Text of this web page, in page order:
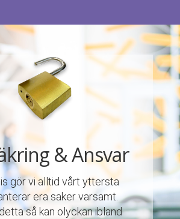
& Ansvar
gör vi alltid vårt yttersta
era saker varsamt.
så kan olyckan ibland